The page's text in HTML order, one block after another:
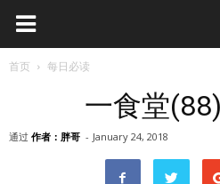
首页 每日必读
一食堂
通过 作者：胖哥 - January 24, 2018